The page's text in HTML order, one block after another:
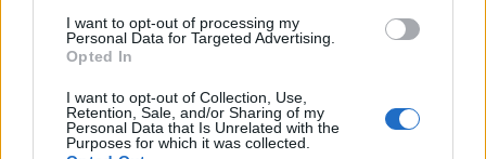
I want to opt-out of processing my
Personal Data for Targeted Advertising.
Opted In
I want to opt-out of Collection, Use,
Retention, Sale, and/or Sharing of my
Personal Data that Is Unrelated with the
Purposes for which it was collected.
csomópont épül Angyalföldön
Másfélszeresére bővítik
Hódmezővásárhely jó hírű református